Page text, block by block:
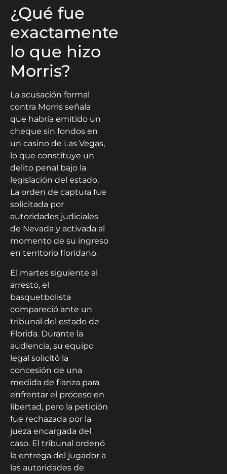
¿Qué fue
exactamente
lo que hizo
Morris?
La acusación formal
contra Morris señala
que habría emitido un
cheque sin fondos en
un casino de Las Vegas,
lo que constituye un
delito penal bajo la
legislación del estado.
La orden de captura fue
solicitada por
autoridades judiciales
de Nevada y activada al
momento de su ingreso
en territorio floridano.
El martes siguiente al
arresto, el
basquetbolista
compareció ante un
tribunal del estado de
Florida. Durante la
audiencia, su equipo
legal solicitó la
concesión de una
medida de fianza para
enfrentar el proceso en
libertad, pero la petición
fue rechazada por la
jueza encargada del
caso. El tribunal ordenó
la entrega del jugador a
las autoridades de